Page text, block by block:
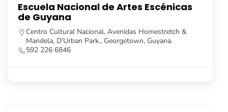
Universidad de Guyana
Turkeyen Campus, Georgetown, Guyana.
592 623 5104
https://feh.uog.edu.gy/